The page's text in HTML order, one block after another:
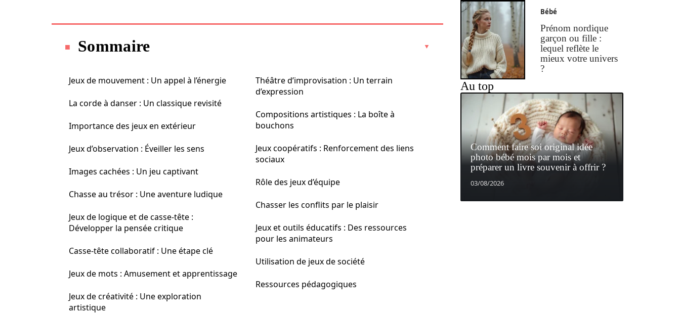
Sommaire
Jeux de mouvement : Un appel à l’énergie
La corde à danser : Un classique revisité
Importance des jeux en extérieur
Jeux d’observation : Éveiller les sens
Images cachées : Un jeu captivant
Chasse au trésor : Une aventure ludique
Jeux de logique et de casse-tête :
Développer la pensée critique
Casse-tête collaboratif : Une étape clé
Jeux de mots : Amusement et apprentissage
Jeux de créativité : Une exploration
artistique
Théâtre d’improvisation : Un terrain
d’expression
Compositions artistiques : La boîte à
bouchons
Jeux coopératifs : Renforcement des liens
sociaux
Rôle des jeux d’équipe
Chasser les conflits par le plaisir
Jeux et outils éducatifs : Des ressources
pour les animateurs
Utilisation de jeux de société
Ressources pédagogiques
Bébé
Prénom nordique
garçon ou fille :
lequel reflète le
mieux votre univers
?
Au top
Comment faire soi original idée
photo bébé mois par mois et
préparer un livre souvenir à offrir ?
03/08/2026